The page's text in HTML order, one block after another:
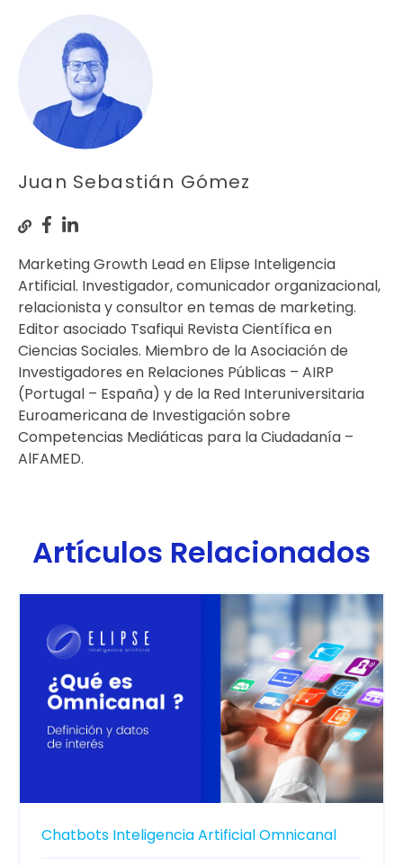
Juan Sebastián Gómez
Marketing Growth Lead en Elipse Inteligencia
Artificial. Investigador, comunicador organizacional,
relacionista y consultor en temas de marketing.
Editor asociado Tsafiqui Revista Científica en
Ciencias Sociales. Miembro de la Asociación de
Investigadores en Relaciones Públicas – AIRP
(Portugal – España) y de la Red Interuniversitaria
Euroamericana de Investigación sobre
Competencias Mediáticas para la Ciudadanía –
AlFAMED.
Artículos Relacionados
Chatbots Inteligencia ArtificialOmnicanal